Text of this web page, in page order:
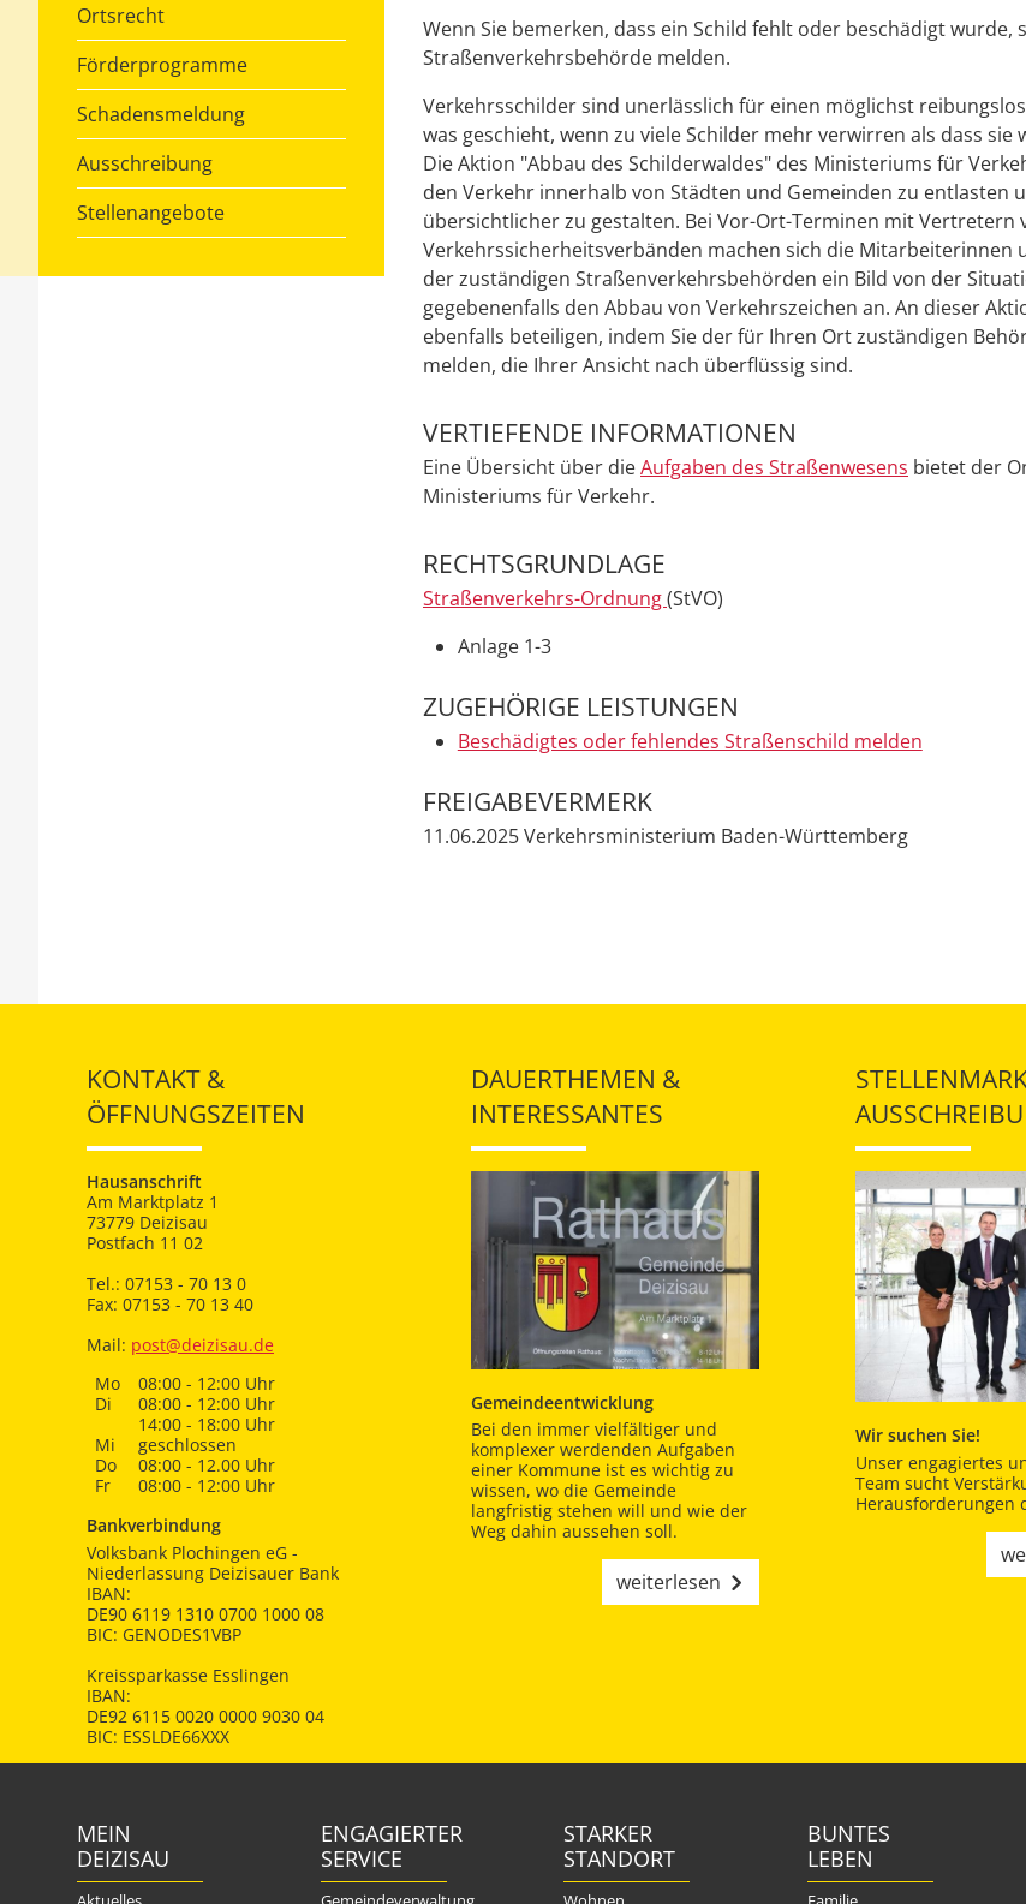
Ortsrecht
Förderprogramme
Schadensmeldung
Ausschreibung
Stellenangebote
Wenn Sie bemerken, dass ein Schild fehlt oder beschädigt wurde,
Straßenverkehrsbehörde melden.
Verkehrsschilder sind unerlässlich für einen möglichst
was geschieht, wenn zu viele Schilder mehr verwirren als dass sie
Die Aktion "Abbau des Schilderwaldes" des Ministeriums für
den Verkehr innerhalb von Städten und Gemeinden zu entlasten
übersichtlicher zu gestalten. Bei Vor-Ort-Terminen mit Vertretern
Verkehrssicherheitsverbänden machen sich die Mitarbeiterinnen
der zuständigen Straßenverkehrsbehörden ein Bild von der
gegebenenfalls den Abbau von Verkehrszeichen an. An dieser
ebenfalls beteiligen, indem Sie der für Ihren Ort zuständigen
melden, die Ihrer Ansicht nach überflüssig sind.
VERTIEFENDE INFORMATIONEN
Eine Übersicht über dieAufgaben des Straßenwesens bietet der
Ministeriums für Verkehr.
RECHTSGRUNDLAGE
Straßenverkehrs-Ordnung(StVO)
Anlage 1-3
ZUGEHÖRIGE LEISTUNGEN
Beschädigtes oder fehlendes Straßenschild melden
FREIGABEVERMERK
11.06.2025 Verkehrsministerium Baden-Württemberg
KONTAKT &
ÖFFNUNGSZEITEN
Hausanschrift
Am Marktplatz 1
73779 Deizisau
Postfach 11 02
Tel.: 07153 - 70 13 0
Fax: 07153 - 70 13 40
Mail: post@deizisau.de
Mo
08:00 - 12:00 Uhr
Di
08:00 - 12:00 Uhr
14:00 - 18:00 Uhr
Mi
geschlossen
Do
08:00 - 12.00 Uhr
Fr
08:00 - 12:00 Uhr
Bankverbindung
Volksbank Plochingen eG -
Niederlassung Deizisauer Bank
IBAN:
DE90 6119 1310 0700 1000 08
BIC: GENODES1VBP
Kreissparkasse Esslingen
IBAN:
DE92 6115 0020 0000 9030 04
BIC: ESSLDE66XXX
DAUERTHEMEN &
INTERESSANTES
Gemeindeentwicklung
Bei den immer vielfältiger und
komplexer werdenden Aufgaben
einer Kommune ist es wichtig zu
wissen, wo die Gemeinde
langfristig stehen will und wie der
Weg dahin aussehen soll.
weiterlesen
Wir suchen Sie!
Unser engagiertes
Team sucht
Herausforderungen
MEIN
DEIZISAU
ENGAGIERTER
SERVICE
STARKER
STANDORT
BUNTES
LEBEN